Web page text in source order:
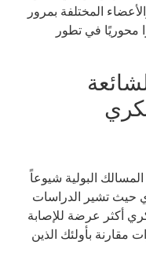
المختلفة بمرور
محوريًا في تطور
البولية شيوعاً
حيث تشير الدراسات
أكثر عرضة للإصابة
مقارنة بأولئك الذين